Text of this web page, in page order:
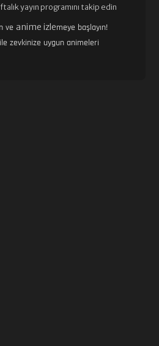
yayın programını takip edin
ve anime izlemeye başlayın!
ile zevkinize uygun animeleri